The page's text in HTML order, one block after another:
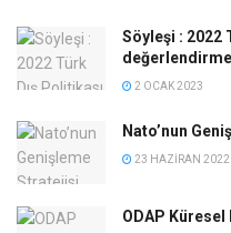
Söyleşi : 2022
2 OCAK 2023
Nato’nun
23 HAZIRAN 2022
ODAP Küresel